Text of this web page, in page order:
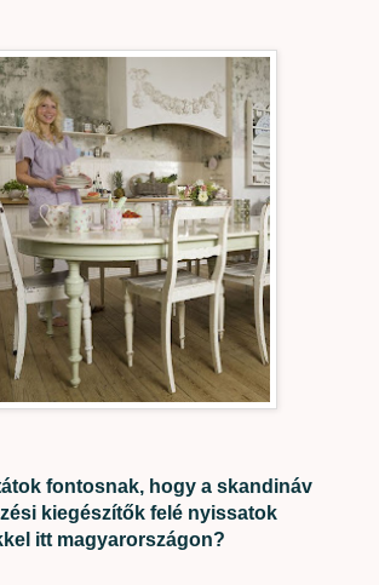
fontosnak, hogy a skandináv
kiegészítők felé nyissatok
itt magyarországon?